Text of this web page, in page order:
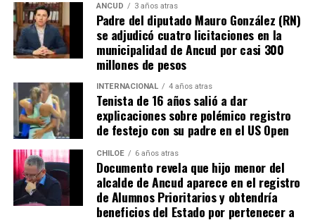
ANCUD 3 años atras
Padre del diputado Mauro González (RN)
se adjudicó cuatro licitaciones en la
municipalidad de Ancud por casi 300
millones de pesos
INTERNACIONAL 4 años atras
Tenista de 16 años salió a dar
explicaciones sobre polémico registro
de festejo con su padre en el US Open
CHILOE 6 años atras
Documento revela que hijo menor del
alcalde de Ancud aparece en el registro
de Alumnos Prioritarios y obtendría
beneficios del Estado por pertenecer a